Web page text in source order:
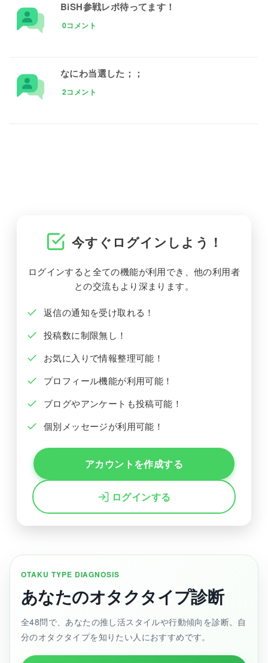
BiSH参戦レポ待ってます！
0コメント
なにわ当選した；；
2コメント
今すぐログインしよう！
ログインすると全ての機能が利用でき、他の利用者
との交流もより深まります。
返信の通知を受け取れる！
投稿数に制限無し！
お気に入りで情報整理可能！
プロフィール機能が利用可能！
ブログやアンケートも投稿可能！
個別メッセージが利用可能！
アカウントを作成する
ログインする
OTAKU TYPE DIAGNOSIS
あなたのオタクタイプ診断
全48問で、あなたの推し活スタイルや行動傾向を診断。自
分のオタクタイプを知りたい人におすすめです。